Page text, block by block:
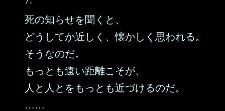
死の知らせを聞くと、
どうしてか近しく、懐かしく思われる。
そうなのだ。
もっとも遠い距離こそが、
人と人とをもっとも近づけるのだ。
……